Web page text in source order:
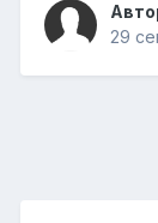
29